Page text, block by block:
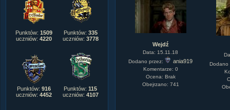
Punktów: 1509
uczniów: 4220
Punktów: 335
uczniów: 3778
Punktów: 916
uczniów: 4452
Punktów: 115
uczniów: 4107
Wejdź
Data: 15.11.18
Dodano przez:
ania919
Komentarze: 0
Ocena: Brak
Obejrzano: 741